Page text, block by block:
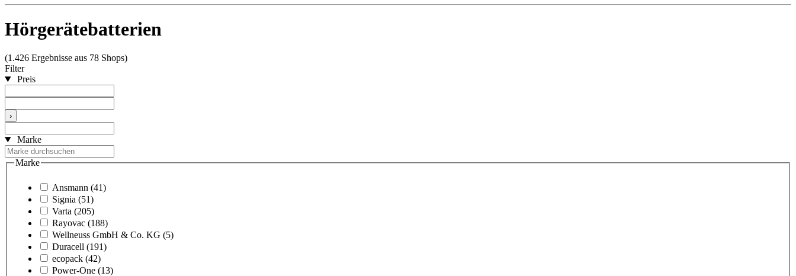
Hörgerätebatterien
(1.426 Ergebnisse aus 78 Shops)
Filter
Preis
›
Marke
Marke
Ansmann (41)
Signia (51)
Varta (205)
Rayovac (188)
Wellneuss GmbH & Co. KG (5)
Duracell (191)
ecopack (42)
Power-One (13)